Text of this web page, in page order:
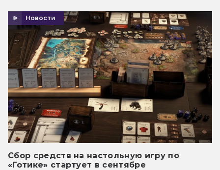
Новости
Сбор средств на настольную игру по
«Готике» стартует в сентябре